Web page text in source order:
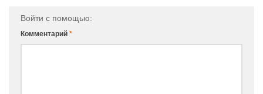
Войти с помощью:
Комментарий *